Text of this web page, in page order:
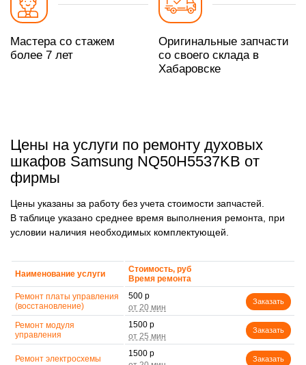
Мастера со стажем
более 7 лет
Оригинальные запчасти
со своего склада в
Хабаровске
Цены на услуги по ремонту духовых
шкафов Samsung NQ50H5537KB от
фирмы
Цены указаны за работу без учета стоимости запчастей.
В таблице указано среднее время выполнения ремонта, при
условии наличия необходимых комплектующей.
Наименование услуги
Стоимость, руб
Время ремонта
Ремонт платы управления
(восстановление)
500 р
Заказать
Ремонт модуля
управления
1500 р
Заказать
Ремонт электросхемы
1500 р
Заказать